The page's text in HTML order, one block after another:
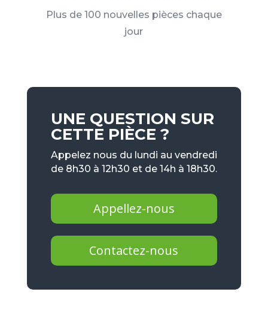
Plus de 100 nouvelles pièces chaque
jour
UNE QUESTION SUR
CETTE PIÈCE ?
Appelez nous du lundi au vendredi
de 8h30 à 12h30 et de 14h à 18h30.
Appellez-nous
Contactez-nous